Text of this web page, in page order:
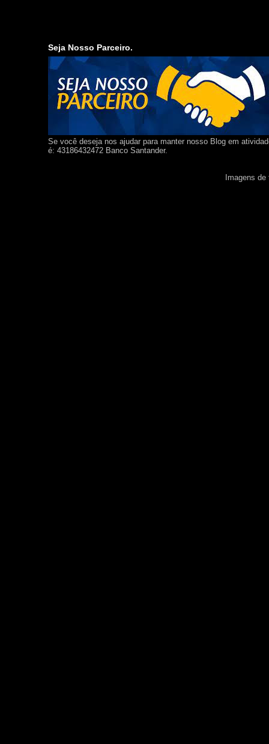
Seja Nosso Parceiro.
Se você deseja nos ajudar para manter nosso Blog em
é: 43186432472 Banco Santander.
Imagens